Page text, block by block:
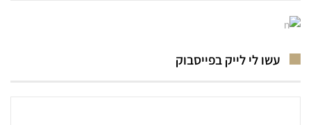
עשו לי לייק בפייסבוק